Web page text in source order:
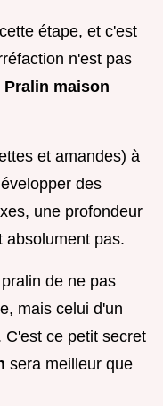
étape, et c'est
n'est pas
Pralin maison
et amandes) à
des
une profondeur
absolument pas.
de ne pas
mais celui d'un
ce petit secret
sera meilleur que